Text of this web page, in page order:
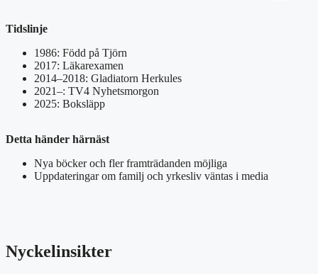
Tidslinje
1986: Född på Tjörn
2017: Läkarexamen
2014–2018: Gladiatorn Herkules
2021–: TV4 Nyhetsmorgon
2025: Boksläpp
Detta händer härnäst
Nya böcker och fler framträdanden möjliga
Uppdateringar om familj och yrkesliv väntas i media
Nyckelinsikter